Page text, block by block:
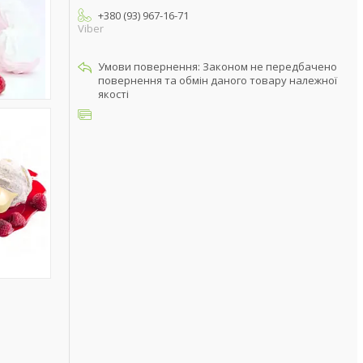
+380 (93) 967-16-71
Viber
Законом не передбачено
повернення та обмін даного товару належної
якості